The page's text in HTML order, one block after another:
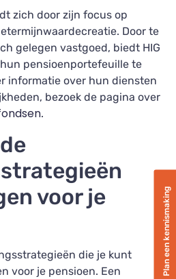
Plan een kennismaking
zich door zijn focus op
Door te
gelegen vastgoed, biedt HIG
pensioenportefeuille te
informatie over hun diensten
bezoek de pagina over
.
voor je
die je kunt
voor je pensioen. Een